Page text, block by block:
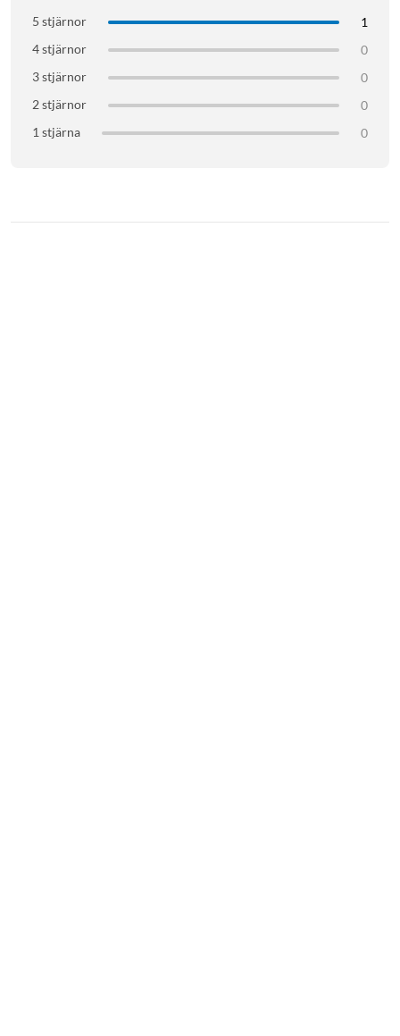
Mått (B×D×H): 18×150×6 mm
Vikt: 37 g
Färg: Svart
Kompatibilitet: Apple Watch 40, 41 och 42 mm
5 stjärnor
1
4 stjärnor
0
3 stjärnor
0
2 stjärnor
0
1 stjärna
0